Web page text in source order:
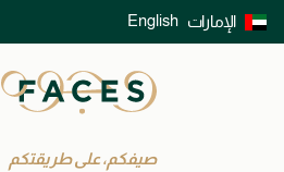
الإمارات English
توصيل سريع على جميع الطلبات ما فوق 299 درهم
صيفكم، على طريقتكم